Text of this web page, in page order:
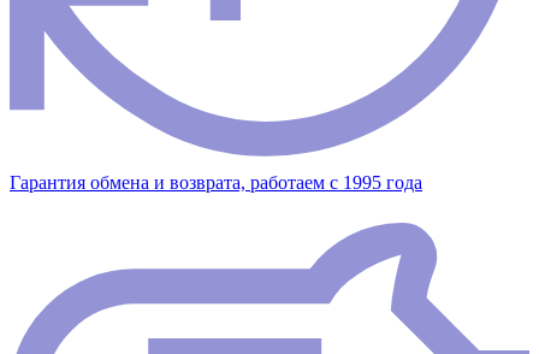
Гарантия обмена и возврата, работаем с 1995 года